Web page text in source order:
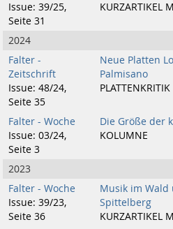
Issue: 39/25,
Seite 31
KURZARTIKEL
2024
Falter -
Zeitschrift
Issue: 48/24,
Seite 35
Neue Platten
Palmisano
PLATTENKRITIK
Falter - Woche
Issue: 03/24,
Seite 3
Die Größe der
KOLUMNE
2023
Falter - Woche
Issue: 39/23,
Seite 36
Musik im Wald
Spittelberg
KURZARTIKEL